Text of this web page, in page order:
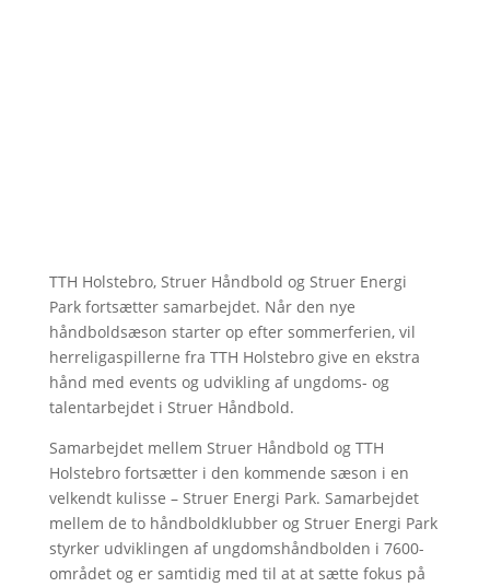
TTH Holstebro, Struer Håndbold og Struer Energi
Park fortsætter samarbejdet. Når den nye
håndboldsæson starter op efter sommerferien, vil
herreligaspillerne fra TTH Holstebro give en ekstra
hånd med events og udvikling af ungdoms- og
talentarbejdet i Struer Håndbold.
Samarbejdet mellem Struer Håndbold og TTH
Holstebro fortsætter i den kommende sæson i en
velkendt kulisse – Struer Energi Park. Samarbejdet
mellem de to håndboldklubber og Struer Energi Park
styrker udviklingen af ungdomshåndbolden i 7600-
området og er samtidig med til at at sætte fokus på